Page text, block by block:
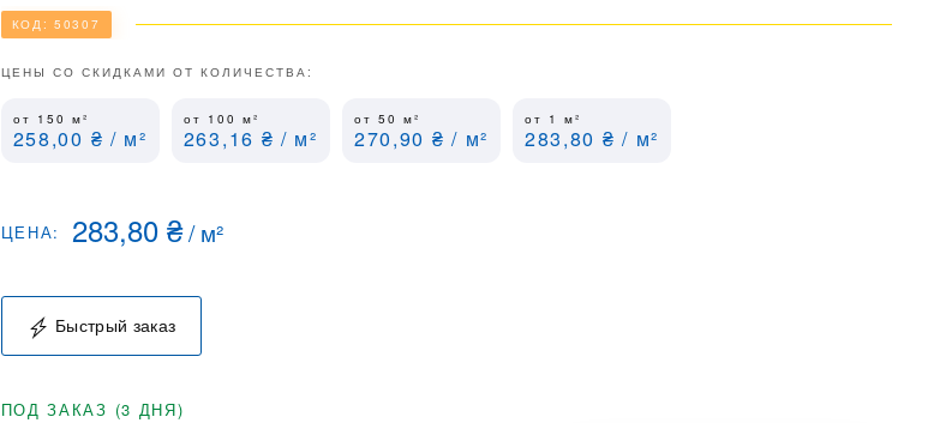
КОД: 50307
ЦЕНЫ СО СКИДКАМИ ОТ КОЛИЧЕСТВА:
от 150 м²
258,00 ₴ / м²
от 100 м²
263,16 ₴ / м²
от 50 м²
270,90 ₴ / м²
от 1 м²
283,80 ₴ / м²
ЦЕНА: 283,80₴/м²
Быстрый заказ
ПОД ЗАКАЗ (3 ДНЯ)